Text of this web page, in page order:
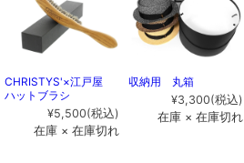
CHRISTYS'×江戸屋
ハットブラシ
¥5,500(税込)
在庫 × 在庫切れ
収納用 丸箱
¥3,300(税込)
在庫 × 在庫切れ